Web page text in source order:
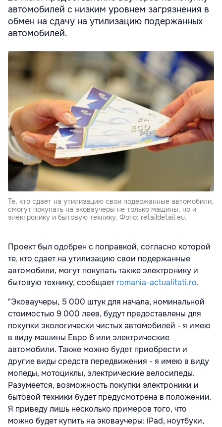
автомобилей с низким уровнем загрязнения в
обмен на сдачу на утилизацию подержанных
автомобилей.
Те, кто сдает на утилизацию свои подержанные автомобили,
смогут покупать на эковаучеры не только машины, но и
электронику и бытовую технику. Фото: retaildetail.eu.
Проект был одобрен с поправкой, согласно которой
те, кто сдает на утилизацию свои подержанные
автомобили, могут покупать также электронику и
бытовую технику, сообщаетromania-actualitati.ro.
"Эковаучеры, 5 000 штук для начала, номинальной
стоимостью 9 000 леев, будут предоставлены для
покупки экологически чистых автомобилей - я имею
в виду машины Евро 6 или электрические
автомобили. Также можно будет приобрести и
другие виды средств передвижения - я имею в виду
мопеды, мотоциклы, электрические велосипеды.
Разумеется, возможность покупки электроники и
бытовой техники будет предусмотрена в положении.
Я приведу лишь несколько примеров того, что
можно будет купить на эковаучеры: iPad, ноутбуки,